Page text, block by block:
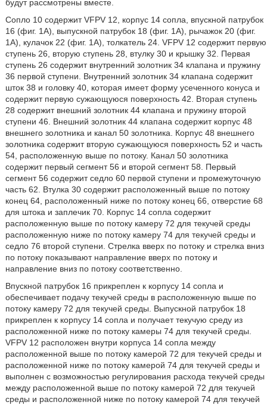
будут рассмотрены вместе.
Сопло 10 содержит VFPV 12, корпус 14 сопла, впускной патрубок
16 (фиг. 1A), выпускной патрубок 18 (фиг. 1A), рычажок 20 (фиг.
1A), кулачок 22 (фиг. 1A), толкатель 24. VFPV 12 содержит первую
ступень 26, вторую ступень 28, втулку 30 и крышку 32. Первая
ступень 26 содержит внутренний золотник 34 клапана и пружину
36 первой ступени. Внутренний золотник 34 клапана содержит
шток 38 и головку 40, которая имеет форму усеченного конуса и
содержит первую сужающуюся поверхность 42. Вторая ступень
28 содержит внешний золотник 44 клапана и пружину второй
ступени 46. Внешний золотник 44 клапана содержит корпус 48
внешнего золотника и канал 50 золотника. Корпус 48 внешнего
золотника содержит вторую сужающуюся поверхность 52 и часть
54, расположенную выше по потоку. Канал 50 золотника
содержит первый сегмент 56 и второй сегмент 58. Первый
сегмент 56 содержит седло 60 первой ступени и промежуточную
часть 62. Втулка 30 содержит расположенный выше по потоку
конец 64, расположенный ниже по потоку конец 66, отверстие 68
для штока и заплечик 70. Корпус 14 сопла содержит
расположенную выше по потоку камеру 72 для текучей среды
расположенную ниже по потоку камеру 74 для текучей среды и
седло 76 второй ступени. Стрелка вверх по потоку и стрелка вниз
по потоку показывают направление вверх по потоку и
направление вниз по потоку соответственно.
Впускной патрубок 16 прикреплен к корпусу 14 сопла и
обеспечивает подачу текучей среды в расположенную выше по
потоку камеру 72 для текучей среды. Выпускной патрубок 18
прикреплен к корпусу 14 сопла и получает текучую среду из
расположенной ниже по потоку камеры 74 для текучей среды.
VFPV 12 расположен внутри корпуса 14 сопла между
расположенной выше по потоку камерой 72 для текучей среды и
расположенной ниже по потоку камерой 74 для текучей среды и
выполнен с возможностью регулирования расхода текучей среды
между расположенной выше по потоку камерой 72 для текучей
среды и расположенной ниже по потоку камерой 74 для текучей